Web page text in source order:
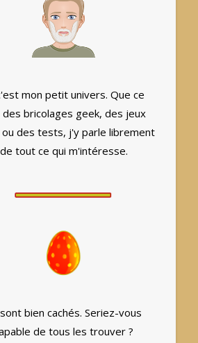
SEARCH
mon petit univers. Que ce
bricolages geek, des jeux
des tests, j'y parle librement
de tout ce qui m'intéresse.
bien cachés. Seriez-vous
de tous les trouver ?